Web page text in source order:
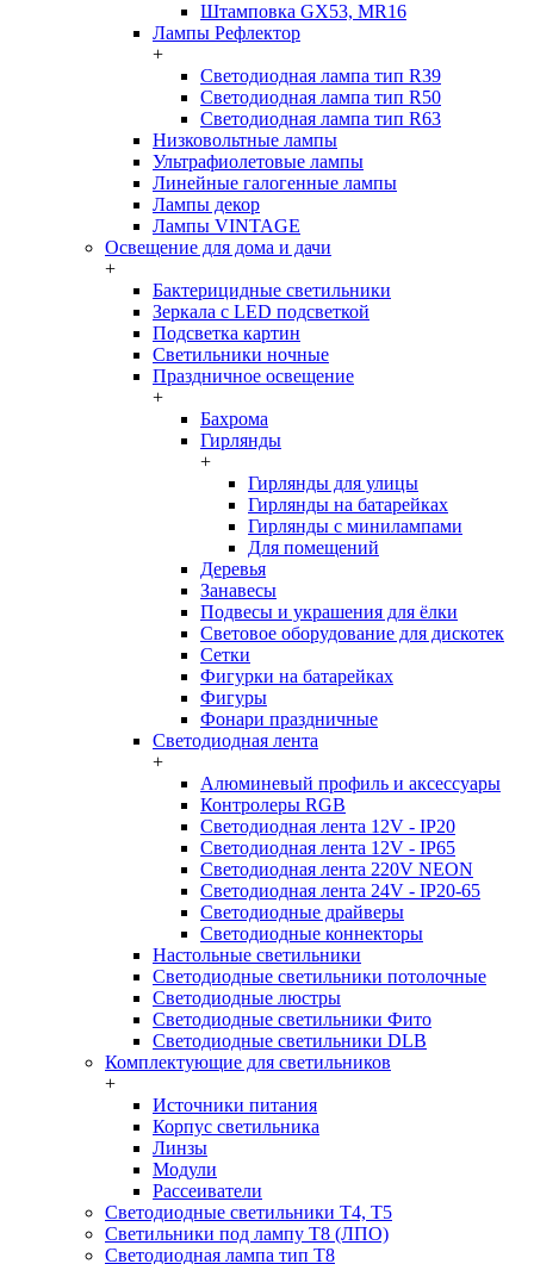
Штамповка GX53, MR16
Лампы Рефлектор
+
Светодиодная лампа тип R39
Светодиодная лампа тип R50
Светодиодная лампа тип R63
Низковольтные лампы
Ультрафиолетовые лампы
Линейные галогенные лампы
Лампы декор
Лампы VINTAGE
Освещение для дома и дачи
+
Бактерицидные светильники
Зеркала с LED подсветкой
Подсветка картин
Светильники ночные
Праздничное освещение
+
Бахрома
Гирлянды
+
Гирлянды для улицы
Гирлянды на батарейках
Гирлянды с минилампами
Для помещений
Деревья
Занавесы
Подвесы и украшения для ёлки
Световое оборудование для дискотек
Сетки
Фигурки на батарейках
Фигуры
Фонари праздничные
Светодиодная лента
+
Алюминевый профиль и аксессуары
Контролеры RGB
Светодиодная лента 12V - IP20
Светодиодная лента 12V - IP65
Светодиодная лента 220V NEON
Светодиодная лента 24V - IP20-65
Светодиодные драйверы
Светодиодные коннекторы
Настольные светильники
Светодиодные светильники потолочные
Светодиодные люстры
Светодиодные светильники Фито
Светодиодные светильники DLB
Комплектующие для светильников
+
Источники питания
Корпус светильника
Линзы
Модули
Рассеиватели
Светодиодные светильники T4, T5
Светильники под лампу Т8 (ЛПО)
Светодиодная лампа тип T8